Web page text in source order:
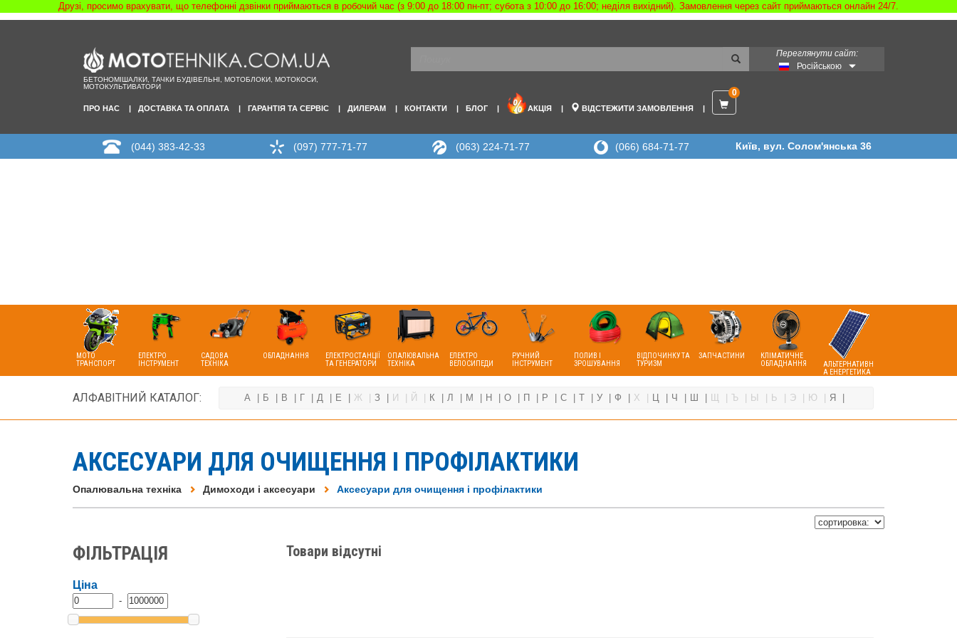
Друзі, просимо врахувати, що телефонні дзвінки приймаються в робочий час (з 9:00 до 18:00 пн-пт; субота з 10:00 до 16:00; неділя вихідний). Замовлення через сайт приймаються онлайн 24/7.
БЕТОНОМІШАЛКИ, ТАЧКИ БУДІВЕЛЬНІ, МОТОБЛОКИ, МОТОКОСИ,
МОТОКУЛЬТИВАТОРИ
Переглянути сайт:
Російською
ПРО НАС ДОСТАВКА ТА ОПЛАТА ГАРАНТІЯ ТА СЕРВІС ДИЛЕРАМ КОНТАКТИ БЛОГ АКЦІЯ ВІДСТЕЖИТИ ЗАМОВЛЕННЯ
0
(044) 383-42-33 (097) 777-71-77 (063) 224-71-77 (066) 684-71-77 Київ, вул. Солом'янська 36
МОТО
ТРАНСПОРТ
ЕЛЕКТРО
ІНСТРУМЕНТ
САДОВА
ТЕХНІКА
ОБЛАДНАННЯ
ЕЛЕКТРОСТАНЦІЇ
ТА ГЕНЕРАТОРИ
ОПАЛЮВАЛЬНА
ТЕХНІКА
ЕЛЕКТРО
ВЕЛОСИПЕДИ
РУЧНИЙ
ІНСТРУМЕНТ
ПОЛИВ І
ЗРОШУВАННЯ
ВІДПОЧИНКУ ТА
ТУРИЗМ
ЗАПЧАСТИНИ
КЛІМАТИЧНЕ
ОБЛАДНАННЯ
АЛЬТЕРНАТИВН
А ЕНЕРГЕТИКА
АЛФАВІТНИЙ КАТАЛОГ: А Б В Г Д Е Ж З И Й К Л М Н О П Р С Т У Ф Х Ц Ч Ш Щ Ъ Ы Ь Э Ю Я
АКСЕСУАРИ ДЛЯ ОЧИЩЕННЯ І ПРОФІЛАКТИКИ
Опалювальна техніка Димоходи і аксесуари Аксесуари для очищення і профілактики
ФІЛЬТРАЦІЯ
Ціна
-
Товари відсутні